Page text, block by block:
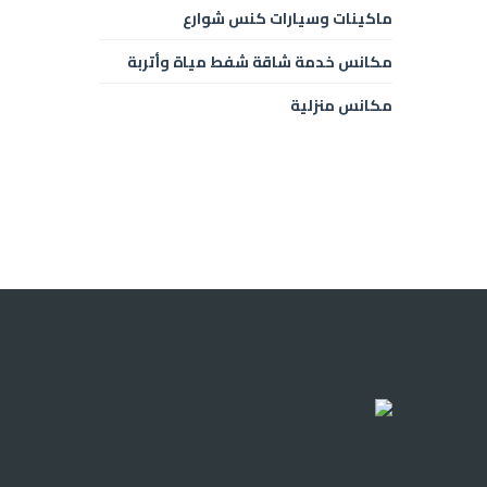
ماكينات وسيارات كنس شوارع
مكانس خدمة شاقة شفط مياة وأتربة
مكانس منزلية